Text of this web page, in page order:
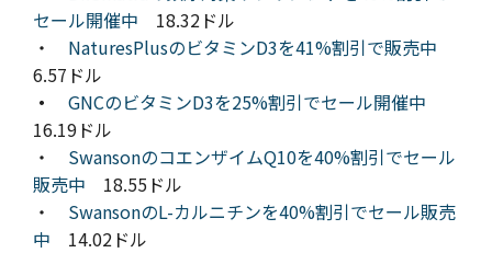
セール開催中 18.32ドル
・ NaturesPlusのビタミンD3を41%割引で販売中
6.57ドル
・
GNCのビタミンD3を25%割引でセール開催中
16.19ドル
・ SwansonのコエンザイムQ10を40%割引でセール
販売中 18.55ドル
・ SwansonのL-カルニチンを40%割引でセール販売
中 14.02ドル